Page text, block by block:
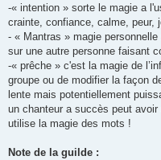
-« intention » sorte le magie a
crainte, confiance, calme, peur,
- « Mantras » magie
sur une autre personne faisant
-« prêche » c'est la magie de
groupe ou de modifier la façon
lente mais potentiellement
un chanteur a succès peut
utilise la magie des mots !
Note de la guilde :